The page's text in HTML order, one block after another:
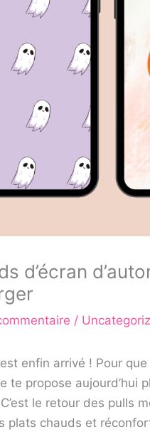
d’écran
/
est enfin arrivé ! Pour
te propose aujourd’hui
le retour des pulls
plats chauds et